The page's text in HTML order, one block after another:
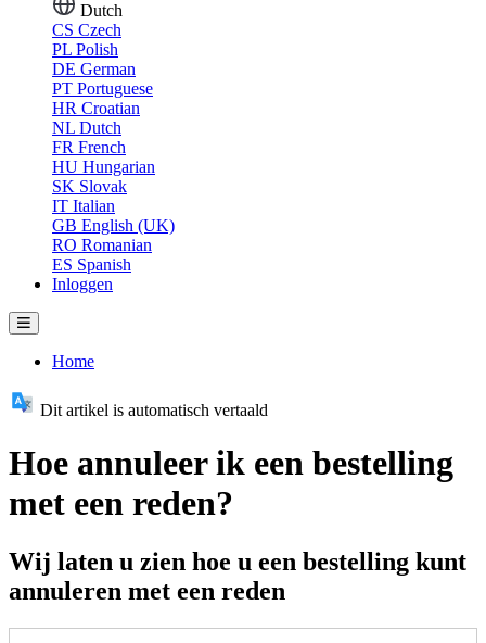
Dutch
CS Czech
PL Polish
DE German
PT Portuguese
HR Croatian
NL Dutch
FR French
HU Hungarian
SK Slovak
IT Italian
GB English (UK)
RO Romanian
ES Spanish
Inloggen
Home
Dit artikel is automatisch vertaald
Hoe annuleer ik een bestelling
met een reden?
Wij laten u zien hoe u een bestelling kunt
annuleren met een reden